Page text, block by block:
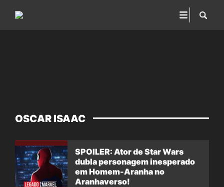
OSCAR ISAAC
SPOILER: Ator de Star Wars
dubla personagem inesperado
em Homem-Aranha no
Aranhaverso!